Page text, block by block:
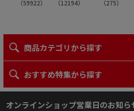
（59922）
（12194）
（275）
商品カテゴリから探す
おすすめ特集から探す
オンラインショップ営業日のお知ら